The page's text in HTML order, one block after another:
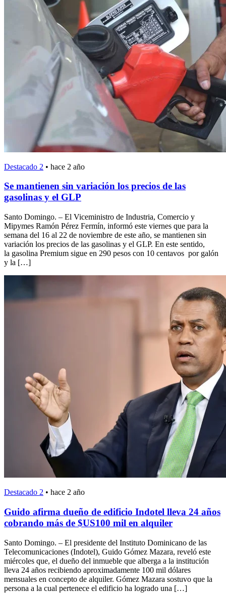
Destacado 2 • hace 2 año
Se mantienen sin variación los precios de las
gasolinas y el GLP
Santo Domingo. – El Viceministro de Industria, Comercio y
Mipymes Ramón Pérez Fermín, informó este viernes que para la
semana del 16 al 22 de noviembre de este año, se mantienen sin
variación los precios de las gasolinas y el GLP. En este sentido,
la gasolina Premium sigue en 290 pesos con 10 centavos por galón
y la […]
Destacado 2 • hace 2 año
Guido afirma dueño de edificio Indotel lleva 24 años
cobrando más de $US100 mil en alquiler
Santo Domingo. – El presidente del Instituto Dominicano de las
Telecomunicaciones (Indotel), Guido Gómez Mazara, reveló este
miércoles que, el dueño del inmueble que alberga a la institución
lleva 24 años recibiendo aproximadamente 100 mil dólares
mensuales en concepto de alquiler. Gómez Mazara sostuvo que la
persona a la cual pertenece el edificio ha logrado una […]